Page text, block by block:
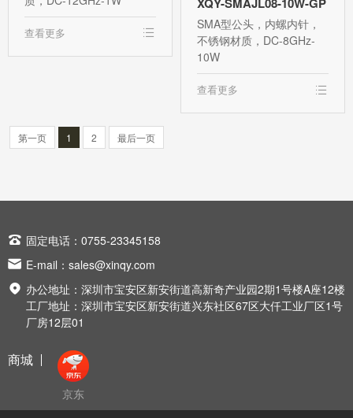
查看更多
SMA型公头，内螺内针，
不锈钢材质，DC-8GHz-
10W
查看更多
第一页 1 2 最后一页
 固定电话：0755-23345158
 E-mail： sales@xinqy.com
 办公地址：深圳市宝安区新安街道高新奇产业园2期1号楼A座12楼
工厂地址：深圳市宝安区新安街道兴东社区67区大仟工业厂区1号
厂房12层01
商城
京东